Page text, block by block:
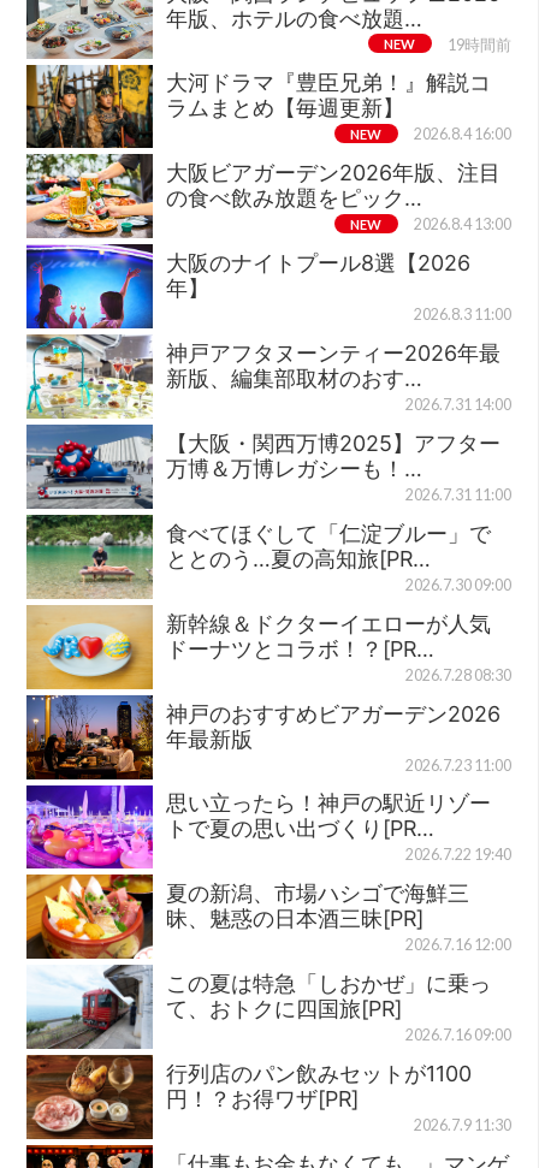
年版、ホテルの食べ放題…
NEW 19時間前
大河ドラマ『豊臣兄弟！』解説コ
ラムまとめ【毎週更新】
NEW 2026.8.4 16:00
大阪ビアガーデン2026年版、注目
の食べ飲み放題をピック…
NEW 2026.8.4 13:00
大阪のナイトプール8選【2026
年】
2026.8.3 11:00
神戸アフタヌーンティー2026年最
新版、編集部取材のおす…
2026.7.31 14:00
【大阪・関西万博2025】アフター
万博＆万博レガシーも！…
2026.7.31 11:00
食べてほぐして「仁淀ブルー」で
ととのう…夏の高知旅[PR…
2026.7.30 09:00
新幹線＆ドクターイエローが人気
ドーナツとコラボ！？[PR…
2026.7.28 08:30
神戸のおすすめビアガーデン2026
年最新版
2026.7.23 11:00
思い立ったら！神戸の駅近リゾー
トで夏の思い出づくり[PR…
2026.7.22 19:40
夏の新潟、市場ハシゴで海鮮三
昧、魅惑の日本酒三昧[PR]
2026.7.16 12:00
この夏は特急「しおかぜ」に乗っ
て、おトクに四国旅[PR]
2026.7.16 09:00
行列店のパン飲みセットが1100
円！？お得ワザ[PR]
2026.7.9 11:30